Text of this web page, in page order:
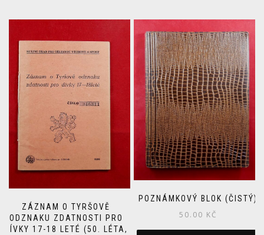
ZÁZNAM O TYRŠOVĚ
ODZNAKU ZDATNOSTI PRO
DÍVKY 17-18 LETÉ (50. LÉTA,
POZNÁMKOVÝ BLOK (ČISTÝ)
50.00 KČ